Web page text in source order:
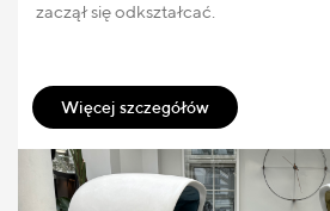
zaczął się odkształcać.
Więcej szczegółów